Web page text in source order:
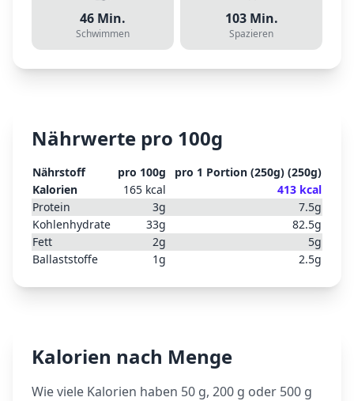
46 Min.
Schwimmen
103Min.
Spazieren
Nährwerte pro 100g
Nährstoff pro 100g pro 1 Portion (250g) (250g)
Kalorien
165 kcal 413 kcal
Protein
3g 7.5g
Kohlenhydrate
33g 82.5g
Fett
2g 5g
Ballaststoffe
1g 2.5g
Kalorien nach Menge
Wie viele Kalorien haben 50 g, 200 g oder 500 g